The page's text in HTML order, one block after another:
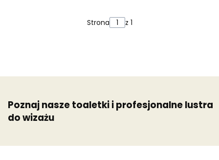
Strona z 1
Poznaj nasze toaletki i profesjonalne lustra
do wizażu